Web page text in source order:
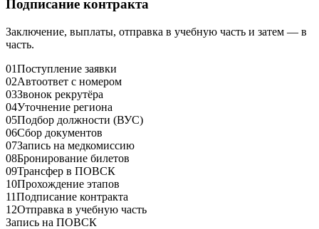
Подписание контракта
Заключение, выплаты, отправка в учебную часть и затем — в
часть.
01Поступление заявки
02Автоответ с номером
03Звонок рекрутёра
04Уточнение региона
05Подбор должности (ВУС)
06Сбор документов
07Запись на медкомиссию
08Бронирование билетов
09Трансфер в ПОВСК
10Прохождение этапов
11Подписание контракта
12Отправка в учебную часть
Запись на ПОВСК